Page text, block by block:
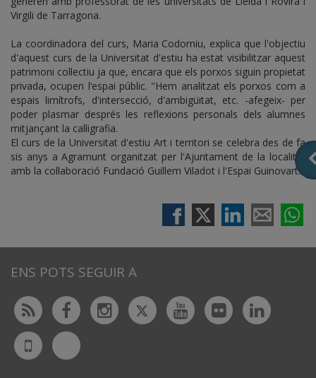
Virgili de Tarragona.
La coordinadora del curs, Maria Codorniu, explica que l'objectiu
d'aquest curs de la Universitat d'estiu ha estat visibilitzar aquest
patrimoni col·lectiu ja que, encara que els porxos siguin propietat
privada, ocupen l’espai públic. "Hem analitzat els porxos com a
espais limítrofs, d'intersecció, d'ambigüitat, etc. -afegeix- per
poder plasmar després les reflexions personals dels alumnes
mitjançant la cal·ligrafia.
El curs de la Universitat d'estiu Art i territori se celebra des de fa
sis anys a Agramunt organitzat per l'Ajuntament de la localitat
amb la col·laboració Fundació Guillem Viladot i l'Espai Guinovart.
ENS POTS SEGUIR A
Rss FacebookInstagram
TwitterYoutubeFlickr
UdL
App
Bluesky